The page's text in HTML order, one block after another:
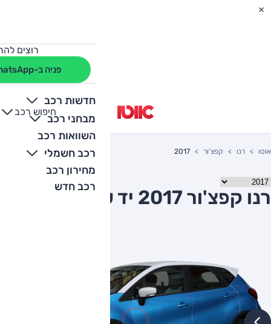
רוצים
פניה ב-WhatsApp
חדשות רכב
מבחני רכב
השוואות רכב
רכב חשמלי
מחירון רכב
רכב חדש
חיפוש רכב
+
-
אוטו רנו קפצ'ור 2017
רנו קפצ'ור 2017 יד שניה